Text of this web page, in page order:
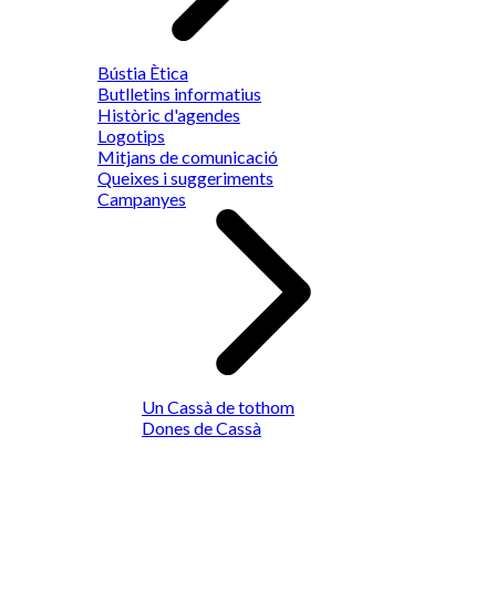
Bústia Ètica
Butlletins informatius
Històric d'agendes
Logotips
Mitjans de comunicació
Queixes i suggeriments
Campanyes
Un Cassà de tothom
Dones de Cassà